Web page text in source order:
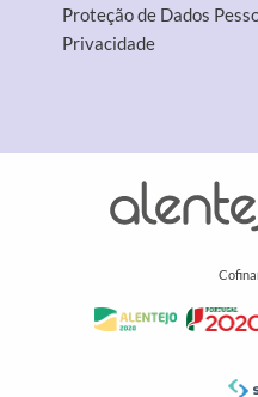
Proteção de Dados
Privacidade